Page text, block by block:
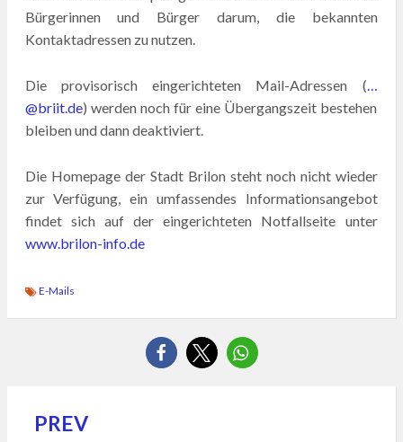
Bürgerinnen und Bürger darum, die bekannten
Kontaktadressen zu nutzen.
Die provisorisch eingerichteten Mail-Adressen (
@briit.de) werden noch für eine Übergangszeit bestehen
bleiben und dann deaktiviert.
Die Homepage der Stadt Brilon steht noch nicht wieder
zur Verfügung, ein umfassendes Informationsangebot
findet sich auf der eingerichteten Notfallseite unter
www.brilon-info.de
E-Mails
Beitragsnavigation
PREV